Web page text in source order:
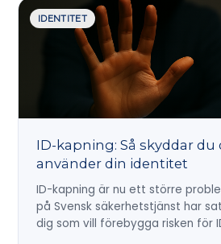
IDENTITET
ID-kapning: Så skyddar
använder din identitet
ID-kapning är nu ett större
på Svensk säkerhetstjänst har
dig som vill förebygga risken för